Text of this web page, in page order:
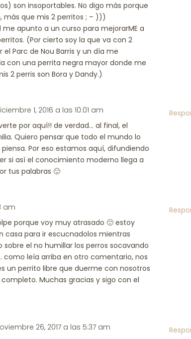
son insoportables. No digo más porque
que mis 2 perritos ; – )))
me apunto a un curso para mejorarME a
(Por cierto soy la que va con 2
Parc de Nou Barris y un día me
con una perrita negra mayor donde me
2 perris son Bora y Dandy.)
1, 2016 a las 10:01 am
por aquí!! de verdad… al final, el
Quiero pensar que todo el mundo lo
Por eso estamos aquí, difundiendo
si así el conocimiento moderno llega a
tus palabras 🙂
am
porque voy muy atrasado 🙁 estoy
para ir escucnadolos mientras
el no humillar los perros socavando
como leía arriba en otro comentario, nos
un perrito libre que duerme con nosotros
Muchas gracias y sigo con el
26, 2017 a las 5:37 am